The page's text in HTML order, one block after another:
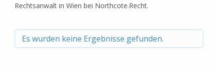
Rechtsanwalt in Wien bei Northcote.Recht.
Es wurden keine Ergebnisse gefunden.